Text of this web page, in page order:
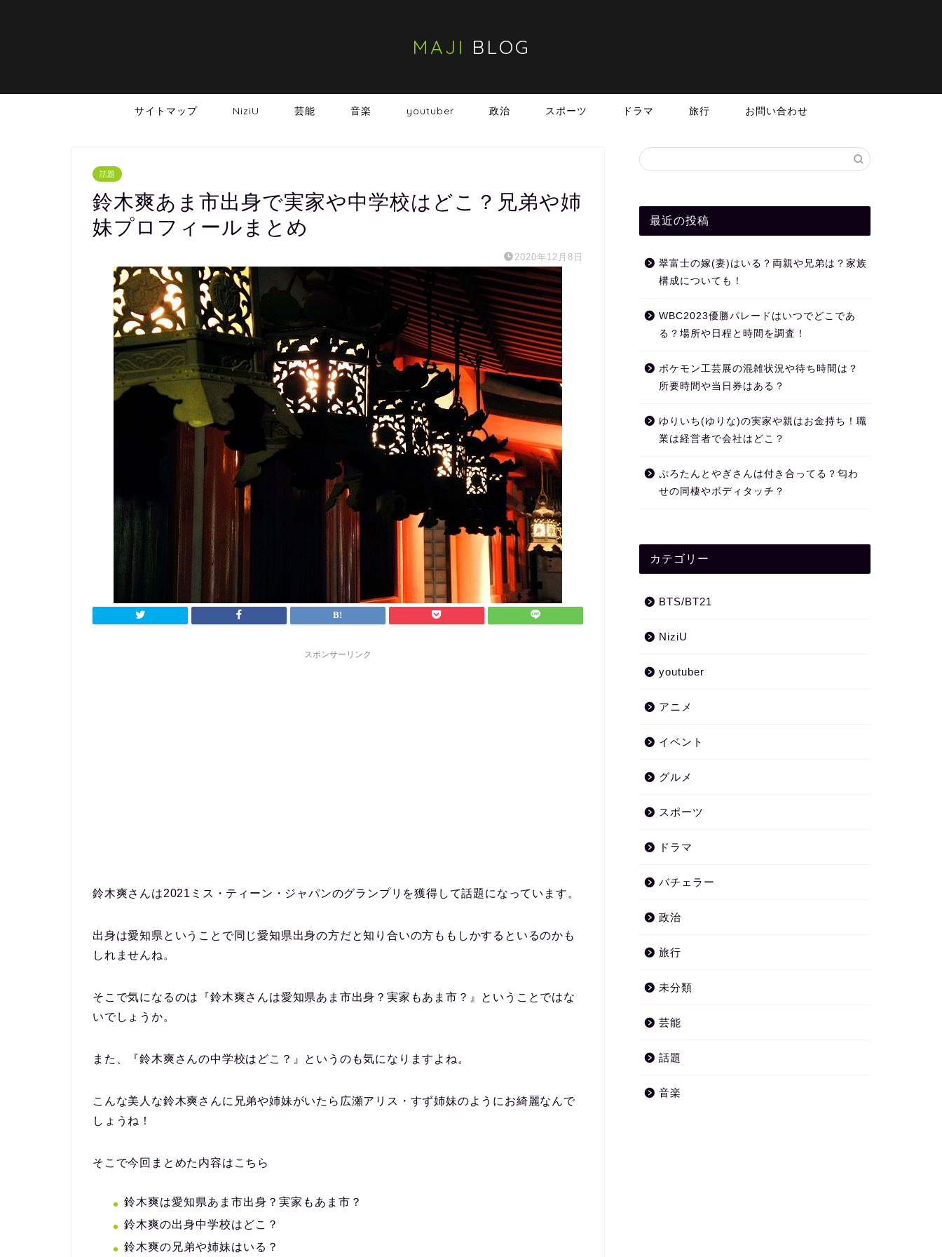
MAJI BLOG
サイトマップ NiziU 芸能 音楽 youtuber 政治 スポーツ ドラマ 旅行 お問い合わせ
話題
鈴木爽あま市出身で実家や中学校はどこ？兄弟や姉
妹プロフィールまとめ
2020年12月8日
スポンサーリンク
鈴木爽さんは2021ミス・ティーン・ジャパンのグランプリを獲得して話題になっています。
出身は愛知県ということで同じ愛知県出身の方だと知り合いの方ももしかするといるのかも
しれませんね。
そこで気になるのは 『鈴木爽さんは愛知県あま市出身？実家もあま市？』 ということではな
いでしょうか。
また、 『鈴木爽さんの中学校はどこ？』 というのも気になりますよね。
こんな美人な鈴木爽さんに兄弟や姉妹がいたら広瀬アリス・すず姉妹のようにお綺麗なんで
しょうね！
そこで今回まとめた内容はこちら
鈴木爽は愛知県あま市出身？実家もあま市？
鈴木爽の出身中学校はどこ？
鈴木爽の兄弟や姉妹はいる？
最近の投稿
翠富士の嫁(妻)はいる？両親や兄弟は？家族
構成についても！
WBC2023優勝パレードはいつでどこであ
る？場所や日程と時間を調査！
ポケモン工芸展の混雑状況や待ち時間は？
所要時間や当日券はある？
ゆりいち(ゆりな)の実家や親はお金持ち！職
業は経営者で会社はどこ？
ぷろたんとやぎさんは付き合ってる？匂わ
せの同棲やボディタッチ？
カテゴリー
BTS/BT21
NiziU
youtuber
アニメ
イベント
グルメ
スポーツ
ドラマ
バチェラー
政治
旅行
未分類
芸能
話題
音楽